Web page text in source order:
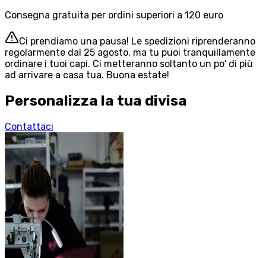
Consegna gratuita per ordini superiori a 120 euro
Ci prendiamo una pausa! Le spedizioni riprenderanno
regolarmente dal 25 agosto, ma tu puoi tranquillamente
ordinare i tuoi capi. Ci metteranno soltanto un po' di più
ad arrivare a casa tua. Buona estate!
Personalizza la tua divisa
Contattaci